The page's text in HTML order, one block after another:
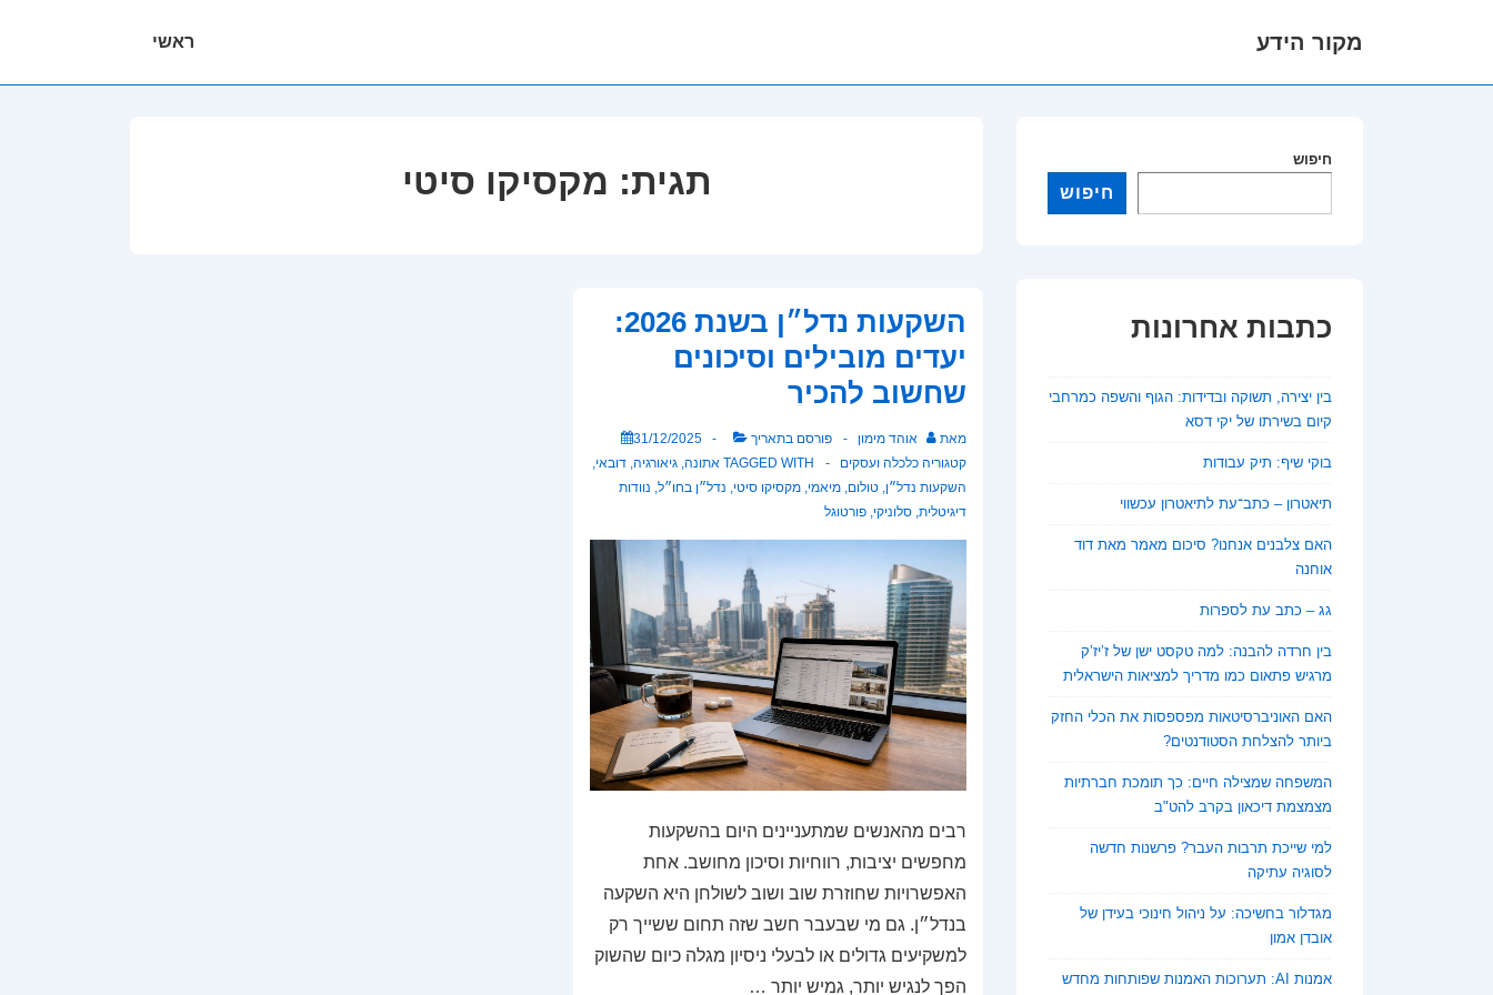
מקור הידע ראשי
תגית: מקסיקו סיטי
השקעות נדל״ן בשנת 2026:
יעדים מובילים וסיכונים
שחשוב להכיר
מאת אוהד מימון פורסם בתאריך
31/12/2025
קטגוריה כלכלה ועסקים TAGGED WITH אתונה, גיאורגיה, דובאי,
השקעות נדל״ן, טולום, מיאמי, מקסיקו סיטי, נדל״ן בחו״ל, נוודות
דיגיטלית, סלוניקי, פורטוגל
רבים מהאנשים שמתעניינים היום בהשקעות
מחפשים יציבות, רווחיות וסיכון מחושב. אחת
האפשרויות שחוזרת שוב ושוב לשולחן היא השקעה
בנדל״ן. גם מי שבעבר חשב שזה תחום ששייך רק
למשקיעים גדולים או לבעלי ניסיון מגלה כיום שהשוק
הפך לנגיש יותר, גמיש יותר …
חיפוש
חיפוש
כתבות אחרונות
בין יצירה, תשוקה ובדידות: הגוף והשפה כמרחבי
קיום בשירתו של יקי דסא
בוקי שיף: תיק עבודות
תיאטרון – כתב־עת לתיאטרון עכשווי
האם צלבנים אנחנו? סיכום מאמר מאת דוד
אוחנה
גג – כתב עת לספרות
בין חרדה להבנה: למה טקסט ישן של ז’יז’ק
מרגיש פתאום כמו מדריך למציאות הישראלית
האם האוניברסיטאות מפספסות את הכלי החזק
ביותר להצלחת הסטודנטים?
המשפחה שמצילה חיים: כך תומכת חברתיות
מצמצמת דיכאון בקרב להט"ב
למי שייכת תרבות העבר? פרשנות חדשה
לסוגיה עתיקה
מגדלור בחשיכה: על ניהול חינוכי בעידן של
אובדן אמון
אמנות AI: תערוכות האמנות שפותחות מחדש